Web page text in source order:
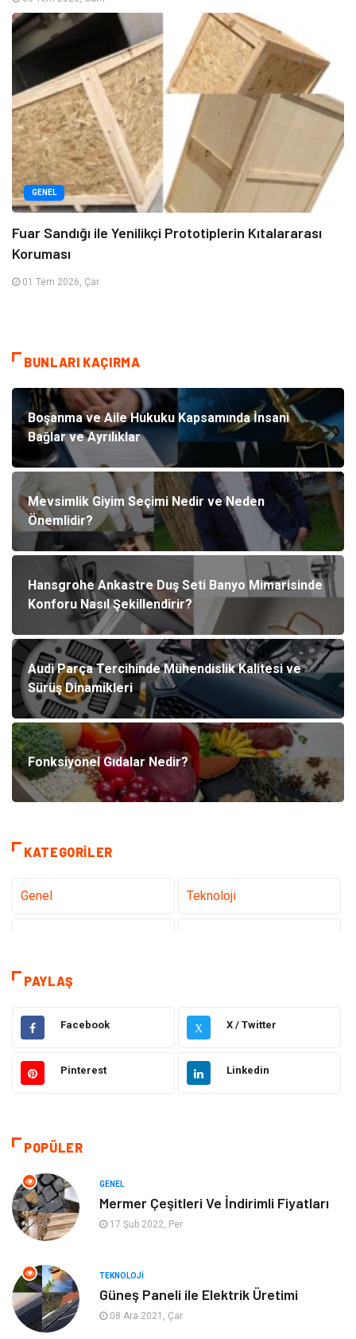
GENEL
Fuar Sandığı ile Yenilikçi Prototiplerin Kıtalararası
Koruması
01 Tem 2026, Çar
BUNLARI KAÇIRMA
Boşanma ve Aile Hukuku Kapsamında İnsani
Bağlar ve Ayrılıklar
Mevsimlik Giyim Seçimi Nedir ve Neden
Önemlidir?
Hansgrohe Ankastre Duş Seti Banyo Mimarisinde
Konforu Nasıl Şekillendirir?
Audi Parça Tercihinde Mühendislik Kalitesi ve
Sürüş Dinamikleri
Fonksiyonel Gıdalar Nedir?
KATEGORILER
Genel Teknoloji
Eğitim
Makine Ulaşım ve Taşımacılık
Gıda Alışveriş
Gündem
Otomotiv
Yapı İnşaat
Hizmet
Tatil Emlak
PAYLAŞ
Facebook X X / Twitter
Pinterest Linkedin
POPÜLER
GENEL
Mermer Çeşitleri Ve İndirimli Fiyatları
17 Şub 2022, Per
TEKNOLOJI
Güneş Paneli ile Elektrik Üretimi
08 Ara 2021, Çar